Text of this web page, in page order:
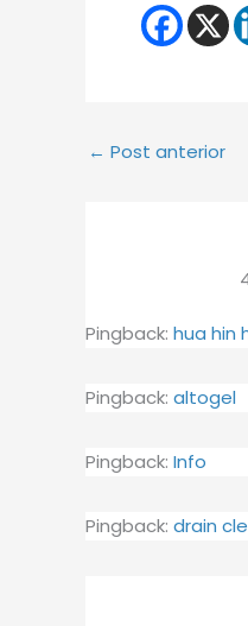
← Post anterior
Pingback: hua hin
Pingback: altogel
Pingback: Info
Pingback: drain